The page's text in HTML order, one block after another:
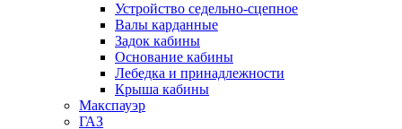
Устройство седельно-сцепное
Валы карданные
Задок кабины
Основание кабины
Лебедка и принадлежности
Крыша кабины
Макспауэр
ГАЗ